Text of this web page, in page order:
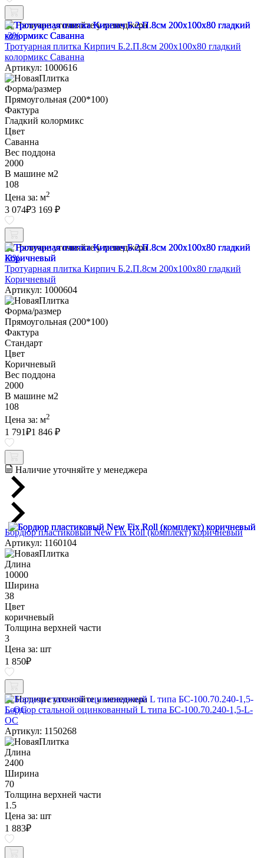
Наличие уточняйте у менеджера
-3%
Тротуарная плитка Кирпич Б.2.П.8см 200х100х80 гладкий
колормикс Саванна
Артикул: 1000616
Форма/размер
Прямоугольная (200*100)
Фактура
Гладкий колормикс
Цвет
Саванна
Вес поддона
2000
В машине м2
108
Цена за: м2
3 074₽3 169 ₽
Наличие уточняйте у менеджера
-3%
Тротуарная плитка Кирпич Б.2.П.8см 200х100х80 гладкий
Коричневый
Артикул: 1000604
Форма/размер
Прямоугольная (200*100)
Фактура
Стандарт
Цвет
Коричневый
Вес поддона
2000
В машине м2
108
Цена за: м2
1 791₽1 846 ₽
Наличие уточняйте у менеджера
Бордюр пластиковый New Fix Roll (комплект) коричневый
Артикул: 1160104
Длина
10000
Ширина
38
Цвет
коричневый
Толщина верхней части
3
Цена за: шт
1 850₽
Наличие уточняйте у менеджера
Бордюр стальной оцинкованный L типа БС-100.70.240-1,5-L-
ОС
Артикул: 1150268
Длина
2400
Ширина
70
Толщина верхней части
1.5
Цена за: шт
1 883₽